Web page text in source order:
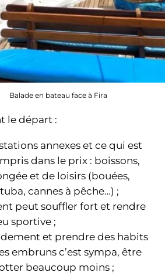
Balade en bateau face à Fira
le départ :
annexes et ce qui est
dans le prix : boissons,
et de loisirs (bouées,
cannes à pêche…) ;
peut souffler fort et rendre
sportive ;
et prendre des habits
embruns c’est sympa, être
beaucoup moins ;